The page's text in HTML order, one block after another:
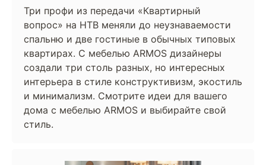
Три профи из передачи «Квартирный
вопрос» на НТВ меняли до неузнаваемости
спальню и две гостиные в обычных типовых
квартирах. С мебелью ARMOS дизайнеры
создали три столь разных, но интересных
интерьера в стиле конструктивизм, экостиль
и минимализм. Смотрите идеи для вашего
дома с мебелью ARMOS и выбирайте свой
стиль.